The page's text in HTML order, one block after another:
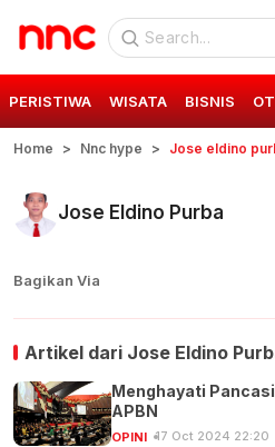
PERISTIWA WISATA BISNIS
Home Nnc hype Jose eldino
Jose Eldino Purba
Bagikan Via
Artikel dari Jose Eldino
Menghayati
APBN
OPINI 17 Oct 2024 22:20